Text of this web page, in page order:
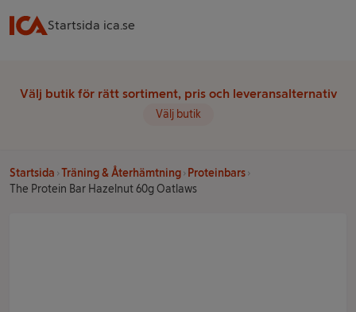
Startsida ica.se
Välj butik för rätt sortiment, pris och leveransalternativ
Välj butik
Startsida Träning & Återhämtning
Proteinbars
The Protein Bar Hazelnut 60g Oatlaws